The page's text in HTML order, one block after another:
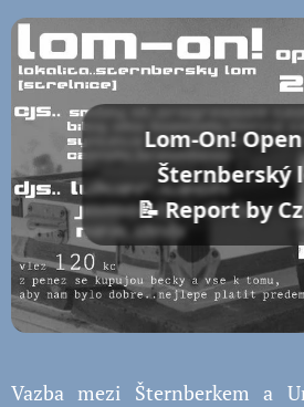
Lom-On!
Šternberský
📝 Report by
Vazba mezi Šternberkem a